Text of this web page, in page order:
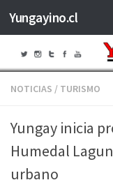
Saltar al contenido
Yungayino.cl
NOTICIAS / TURISMO
Yungay inicia
Humedal
urbano